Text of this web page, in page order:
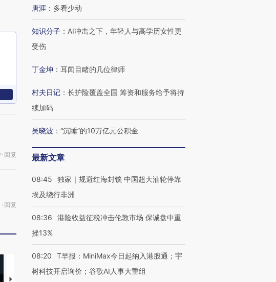
· 回复
· 回复
马航飞行员跨国走私7万
唐涯 ： 多看少动
知识分子 ： AI冲击之下，年轻人与高学历女性更
受伤
丁金坤 ： 耳闻目睹的几位律师
村夫日记 ： 长护险覆盖全国 筹资和服务给予将持
续加码
吴晓波 ： “沉睡”的10万亿元公积金
最新文章
08:45
独家｜规避红海封锁 中国超大油轮停靠
埃及绕行非洲
08:36
港险收益征税冲击伦敦市场 保诚盘中重
挫13%
08:20
T早报：MiniMax今日起纳入港股通；宇
树科技开启询价；谷歌AI人事大重组